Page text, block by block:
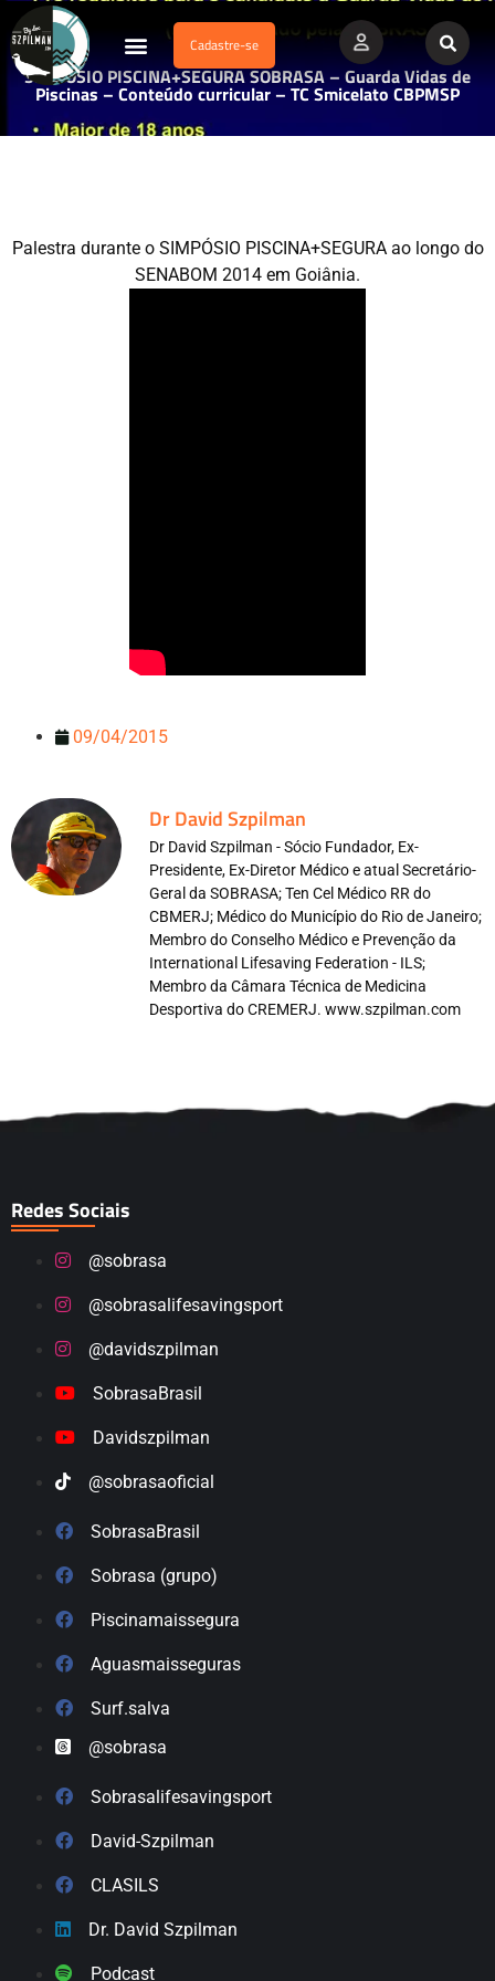
Cadastre-se
SIMPÓSIO PISCINA+SEGURA SOBRASA – Guarda Vidas de
Piscinas – Conteúdo curricular – TC Smicelato CBPMSP
Palestra durante o SIMPÓSIO PISCINA+SEGURA ao longo do
SENABOM 2014 em Goiânia.
09/04/2015
Dr David Szpilman
Dr David Szpilman - Sócio Fundador, Ex-
Presidente, Ex-Diretor Médico e atual Secretário-
Geral da SOBRASA; Ten Cel Médico RR do
CBMERJ; Médico do Município do Rio de Janeiro;
Membro do Conselho Médico e Prevenção da
International Lifesaving Federation - ILS;
Membro da Câmara Técnica de Medicina
Desportiva do CREMERJ. www.szpilman.com
Redes Sociais
@sobrasa
@sobrasalifesavingsport
@davidszpilman
SobrasaBrasil
Davidszpilman
@sobrasaoficial
SobrasaBrasil
Sobrasa (grupo)
Piscinamaissegura
Aguasmaisseguras
Surf.salva
@sobrasa
Sobrasalifesavingsport
David-Szpilman
CLASILS
Dr. David Szpilman
Podcast